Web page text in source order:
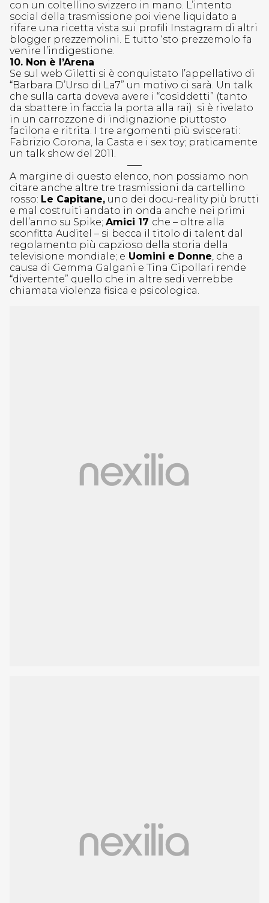
con un coltellino svizzero in mano. L’intento
social della trasmissione poi viene liquidato a
rifare una ricetta vista sui profili Instagram di altri
blogger prezzemolini. E tutto ‘sto prezzemolo fa
venire l’indigestione.
10. Non è l’Arena
Se sul web Giletti si è conquistato l’appellativo di
“Barbara D’Urso di La7” un motivo ci sarà. Un talk
che sulla carta doveva avere i “cosiddetti” (tanto
da sbattere in faccia la porta alla rai) si è rivelato
in un carrozzone di indignazione piuttosto
facilona e ritrita. I tre argomenti più sviscerati:
Fabrizio Corona, la Casta e i sex toy; praticamente
un talk show del 2011.
—–
A margine di questo elenco, non possiamo non
citare anche altre tre trasmissioni da cartellino
rosso: Le Capitane, uno dei docu-reality più brutti
e mal costruiti andato in onda anche nei primi
dell’anno su Spike; Amici 17 che – oltre alla
sconfitta Auditel – si becca il titolo di talent dal
regolamento più capzioso della storia della
televisione mondiale; e Uomini e Donne, che a
causa di Gemma Galgani e Tina Cipollari rende
“divertente” quello che in altre sedi verrebbe
chiamata violenza fisica e psicologica.